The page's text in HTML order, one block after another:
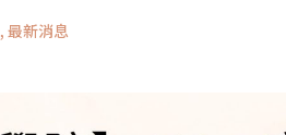
, 最新消息